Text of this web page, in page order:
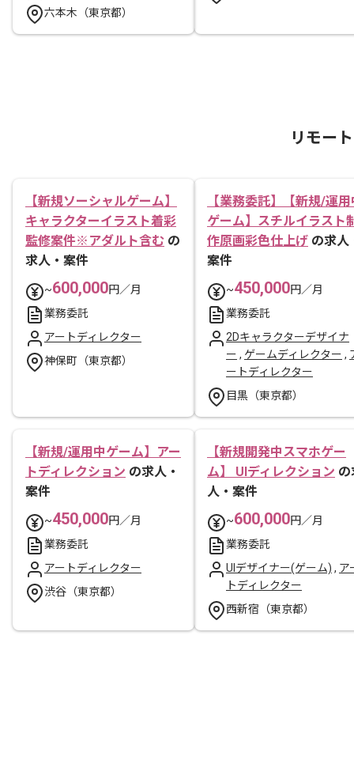
六本木（東京都）
リモー
【新規ソーシャルゲーム】
キャラクターイラスト着彩
監修案件※アダルト含む の
求人・案件
~600,000円／月
業務委託
アートディレクター
神保町（東京都）
【業務委託】【新規/運用
ゲーム】スチルイラスト
作原画彩色仕上げ の求人
案件
~450,000円／月
業務委託
2Dキャラクターデザイナ
ー , ゲームディレクター ,
ートディレクター
目黒（東京都）
【新規/運用中ゲーム】アー
トディレクション の求人・
案件
~450,000円／月
業務委託
アートディレクター
渋谷（東京都）
【新規開発中スマホゲー
ム】 UIディレクション の
人・案件
~600,000円／月
業務委託
UIデザイナー(ゲーム) , ア
トディレクター
西新宿（東京都）